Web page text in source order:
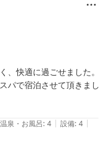
ます。
様に喜んでいただけるメ
街へも徒歩圏内という立
にご利用いただいてお
、快適に過ごせました。
パで宿泊させて頂きまし
温泉・お風呂: 4 | 設備: 4 |